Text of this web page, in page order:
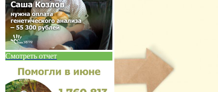
Смотреть отчет